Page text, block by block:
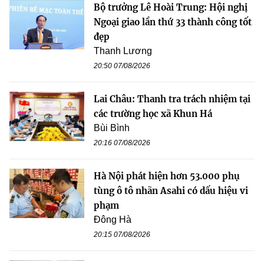
Bộ trưởng Lê Hoài Trung: Hội nghị
Ngoại giao lần thứ 33 thành công tốt
đẹp
Thanh Lương
20:50 07/08/2026
Lai Châu: Thanh tra trách nhiệm tại
các trường học xã Khun Há
Bùi Bình
20:16 07/08/2026
Hà Nội phát hiện hơn 53.000 phụ
tùng ô tô nhãn Asahi có dấu hiệu vi
phạm
Đông Hà
20:15 07/08/2026